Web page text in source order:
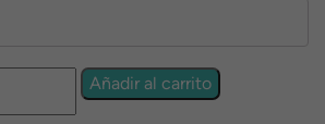
Añadir al carrito